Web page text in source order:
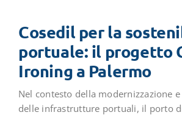
Cosedil per la
portuale: il progetto
Ironing a Palermo
Nel contesto della modernizzazione
delle infrastrutture portuali, il porto